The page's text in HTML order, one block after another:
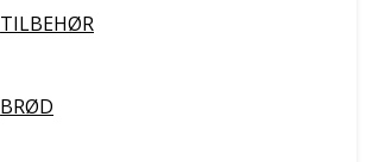
TILBEHØR
BRØD